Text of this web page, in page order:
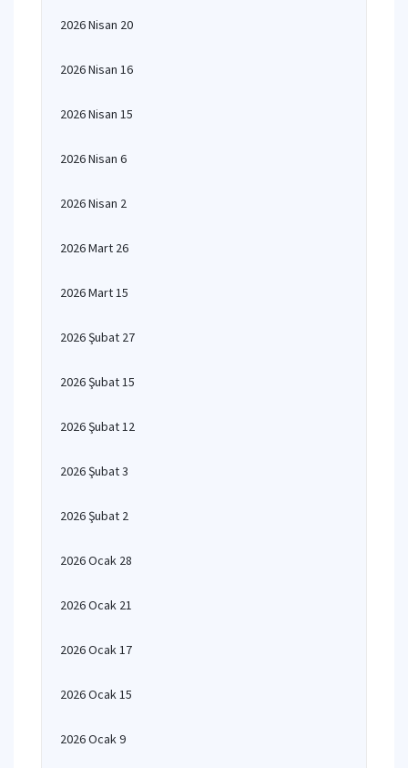
2026 Nisan 20
2026 Nisan 16
2026 Nisan 15
2026 Nisan 6
2026 Nisan 2
2026 Mart 26
2026 Mart 15
2026 Şubat 27
2026 Şubat 15
2026 Şubat 12
2026 Şubat 3
2026 Şubat 2
2026 Ocak 28
2026 Ocak 21
2026 Ocak 17
2026 Ocak 15
2026 Ocak 9